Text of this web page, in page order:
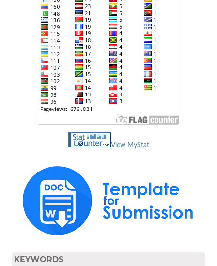
View MyStat
KEYWORDS